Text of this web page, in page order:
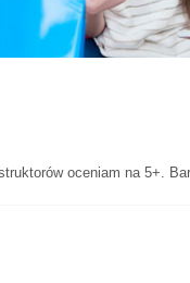
oceniam na 5+.